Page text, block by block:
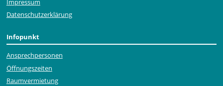
Datenschutzerklärung
Infopunkt
Ansprechpersonen
Öffnungszeiten
Raumvermietung